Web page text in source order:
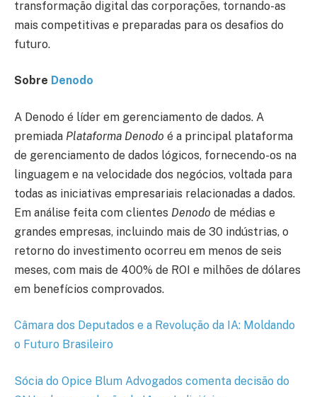
transformação digital das corporações, tornando-as
mais competitivas e preparadas para os desafios do
futuro.
Sobre Denodo
A Denodo é líder em gerenciamento de dados. A
premiada Plataforma Denodo é a principal plataforma
de gerenciamento de dados lógicos, fornecendo-os na
linguagem e na velocidade dos negócios, voltada para
todas as iniciativas empresariais relacionadas a dados.
Em análise feita com clientes Denodo de médias e
grandes empresas, incluindo mais de 30 indústrias, o
retorno do investimento ocorreu em menos de seis
meses, com mais de 400% de ROI e milhões de dólares
em benefícios comprovados.
Câmara dos Deputados e a Revolução da IA: Moldando
o Futuro Brasileiro
Sócia do Opice Blum Advogados comenta decisão do